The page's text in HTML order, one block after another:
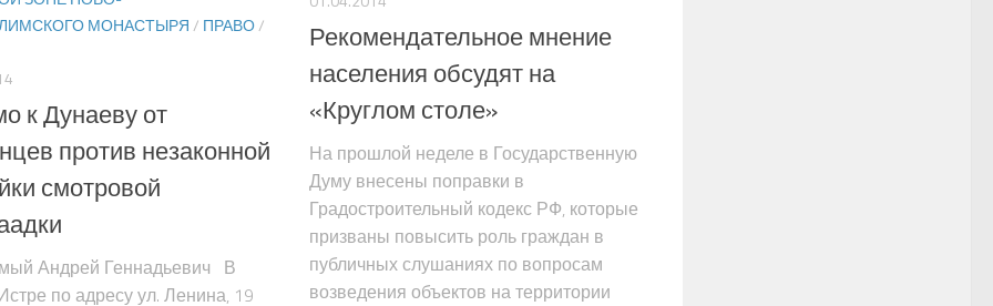
МОНАСТЫРЯ/ ПРАВО/
к Дунаеву от
против незаконной
смотровой
Андрей Геннадьевич В
по адресу ул. Ленина, 19
Рекомендательное мнение
населения обсудят на
«Круглом столе»
На прошлой неделе в Государственную
Думу внесены поправки в
Градостроительный кодекс РФ, которые
призваны повысить роль граждан в
публичных слушаниях по вопросам
возведения объектов на территории